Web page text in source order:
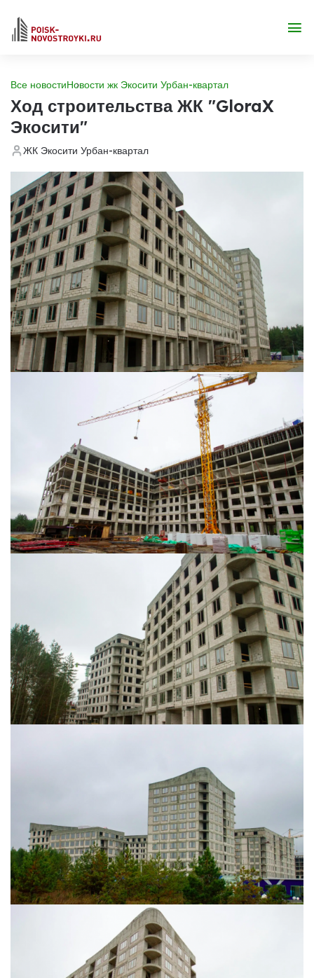
Все новостиНовости жк Экосити Урбан-квартал
Ход строительства ЖК "GloraX
Экосити"
ЖК Экосити Урбан-квартал